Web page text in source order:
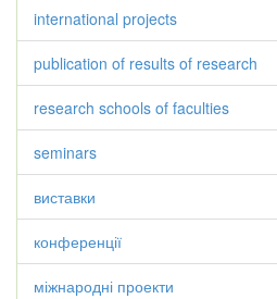
international projects
publication of results of research
research schools of faculties
seminars
виставки
конференції
міжнародні проекти